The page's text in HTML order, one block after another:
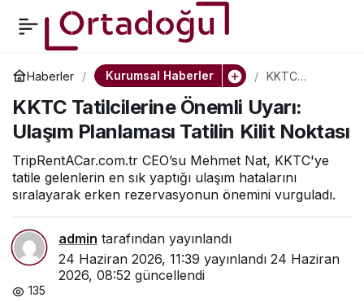
Haberler Kurumsal Haberler
KKTC
Önemli Uyarı:
Ulaşım
Planlaması
Noktası
KKTC Tatilcilerine Önemli Uyarı:
Ulaşım Planlaması Tatilin Kilit Noktası
TripRentACar.com.tr CEO’su Mehmet Nat, KKTC'ye
tatile gelenlerin en sık yaptığı ulaşım hatalarını
sıralayarak erken rezervasyonun önemini vurguladı.
admin tarafından yayınlandı
24 Haziran 2026, 11:39 yayınlandı 24 Haziran
2026, 08:52 güncellendi
135
CF Istanbul 2026
Fuarı’nda Truck1 ile
Küresel Taşımacılık
Tedarik Zinciri
Güçleniyor